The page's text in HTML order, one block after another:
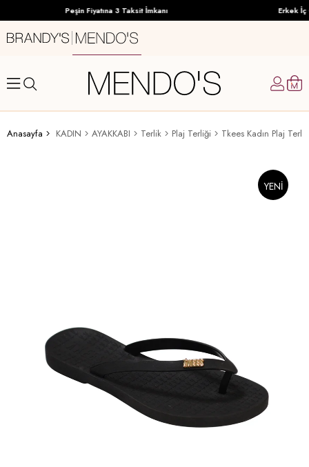
Peşin Fiyatına 3 Taksit İmkanı Erkek
Anasayfa KADIN AYAKKABI Terlik Plaj Terliği Tkees Kadın Plaj
YENI